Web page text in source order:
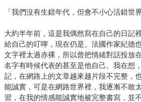
「我們沒有生錯年代，但會不小心活錯世界
大約半年前，這是我偶然寫在自己的日記
給自己的叮嚀，現在仍是。法國作家紀德
文字裡太過赤裸，所以曾把情緒對話投放
名字有時候代表的甚至是他自己。我在想
記，在網路上的文章越來越片段不完整，
能誠實，可是在網路世界裡，我逐漸不敢
習，在我的情感能誠實地被完整書寫，並